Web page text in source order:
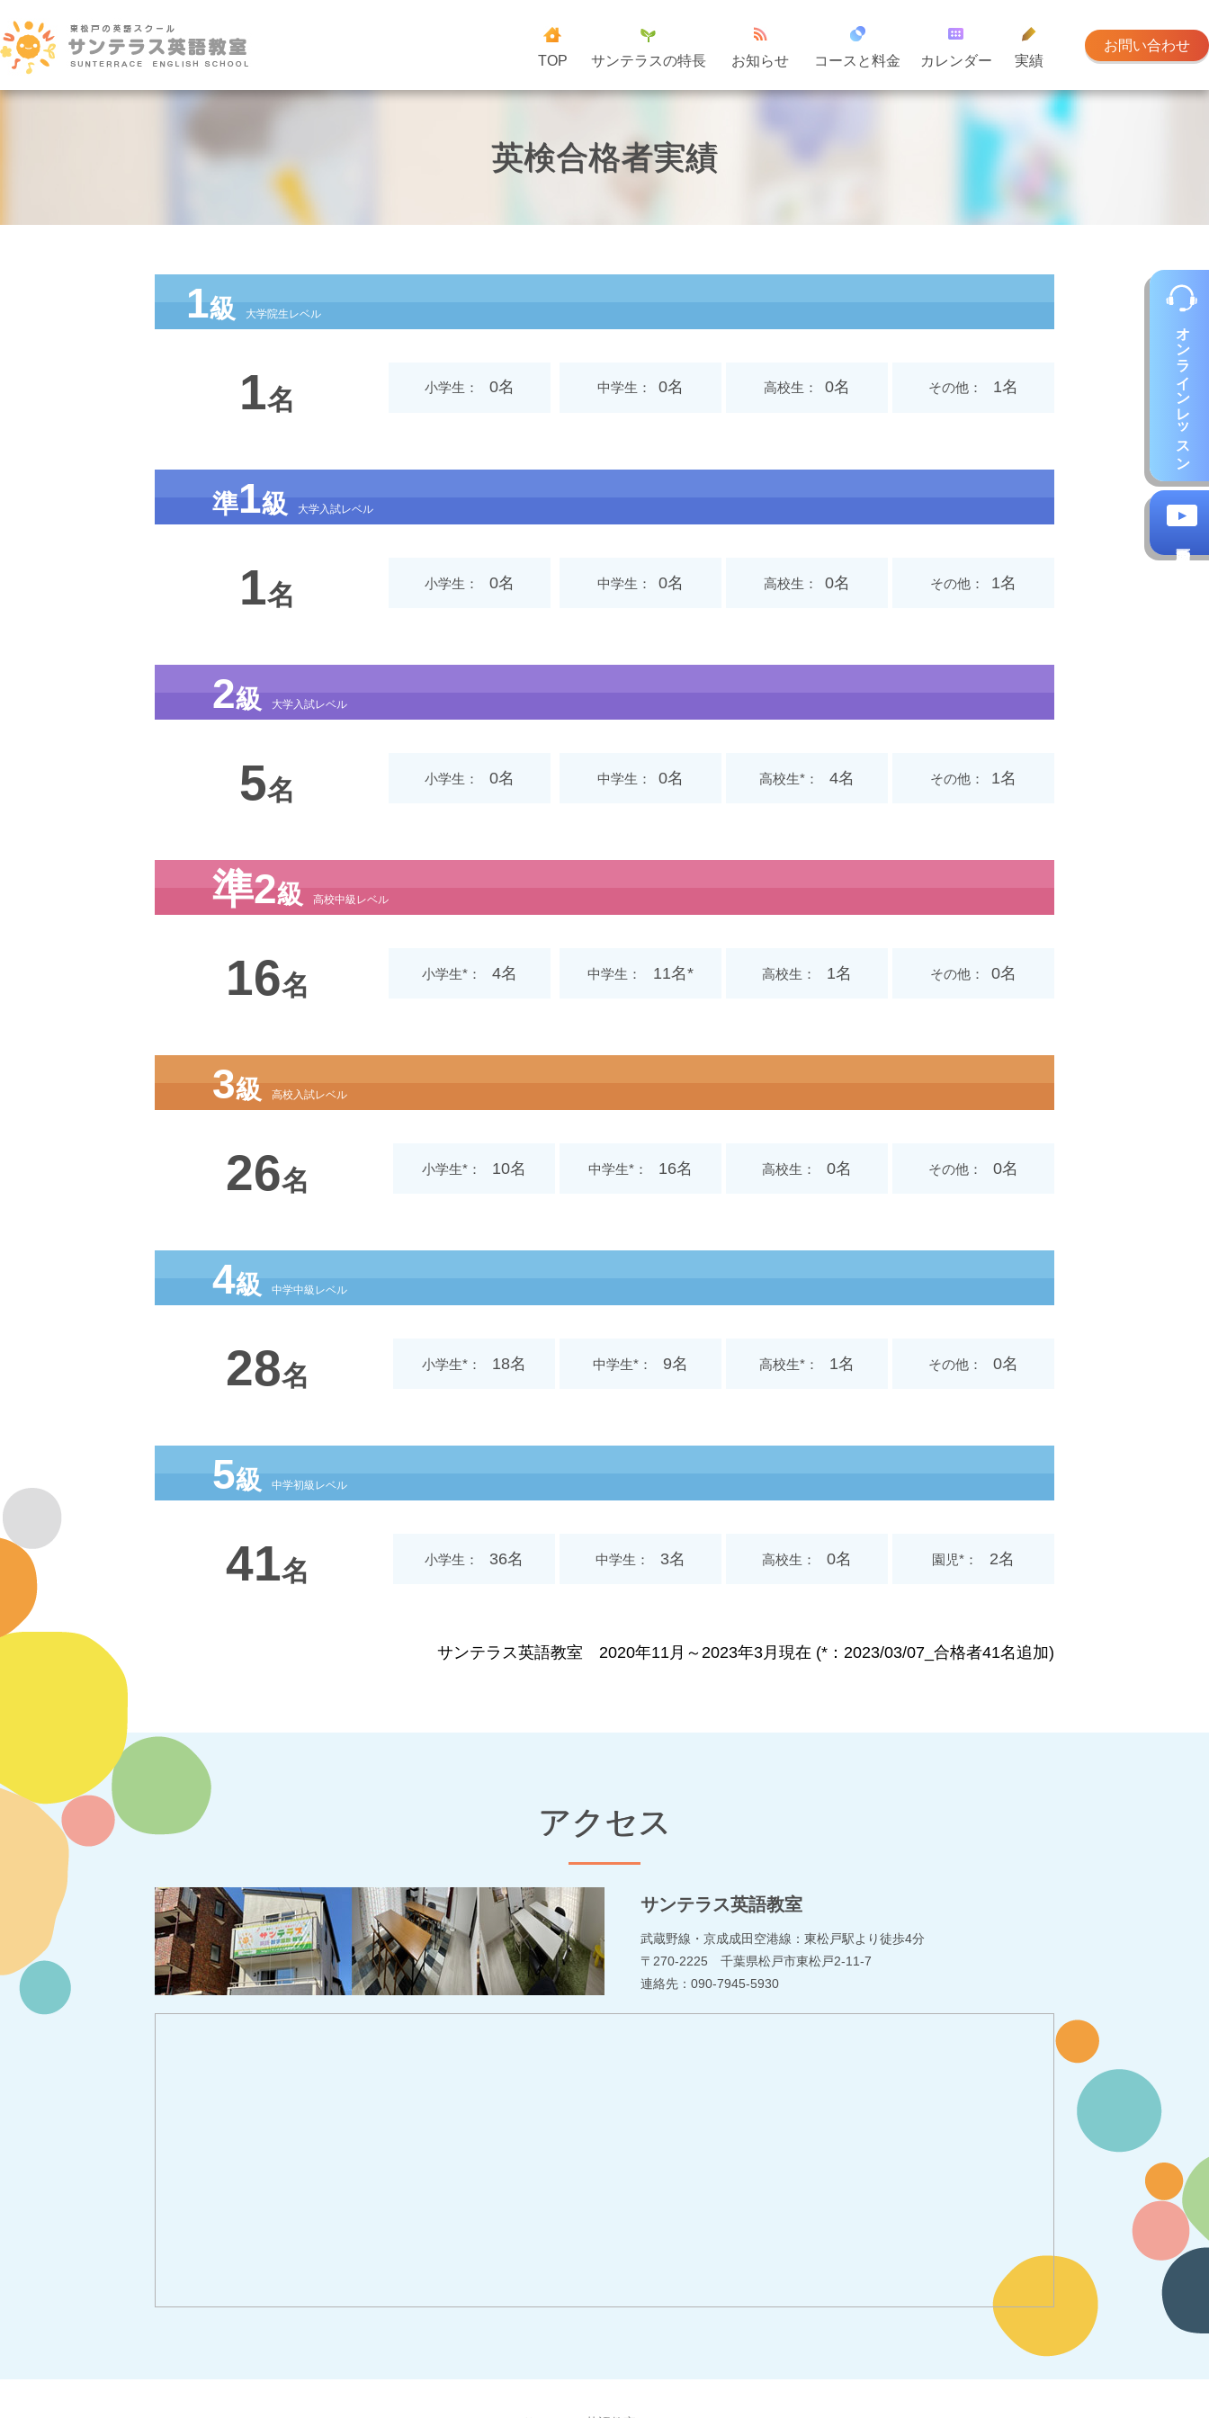
お問い合わせ
TOP
サンテラスの特長 お知らせ コースと料金 カレンダー 実績
オンラインレッスン
英検合格者実績
1級 大学院生レベル
1名 小学生 0名 中学生 0名 高校生 0名 その他 1名
準1級 大学入試レベル
1名 小学生 0名 中学生 0名 高校生 0名 その他 1名
2級 大学入試レベル
5名 小学生 0名 中学生 0名 高校生* 4名 その他 1名
準2級 高校中級レベル
16名 小学生* 4名 中学生 11名* 高校生 1名 その他 0名
3級 高校入試レベル
26名 小学生* 10名 中学生* 16名 高校生 0名 その他 0名
4級 中学中級レベル
28名 小学生* 18名 中学生* 9名 高校生* 1名 その他 0名
5級 中学初級レベル
41名 小学生 36名 中学生 3名 高校生 0名 園児* 2名
サンテラス英語教室 2020年11月～2023年3月現在 (*：2023/03/07_合格者41名追加)
アクセス
サンテラス英語教室
武蔵野線・京成成田空港線：東松戸駅より徒歩4分
〒270-2225 千葉県松戸市東松戸2-11-7
連絡先：090-7945-5930